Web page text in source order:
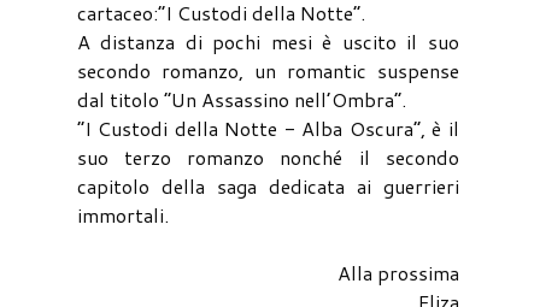
cartaceo:“I Custodi della Notte”.
A distanza di pochi mesi è uscito il suo
secondo romanzo, un romantic suspense
dal titolo “Un Assassino nell’Ombra”.
“I Custodi della Notte - Alba Oscura”, è il
suo terzo romanzo nonché il secondo
capitolo della saga dedicata ai guerrieri
immortali.
Alla prossima
Eliza